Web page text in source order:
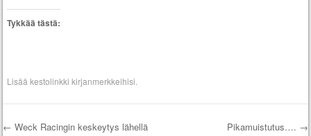
Tykkää tästä:
Lisääkestolinkki kirjanmerkkeihisi.
← Weck Racingin keskeytys lähellä
Pikamuistutus…. →